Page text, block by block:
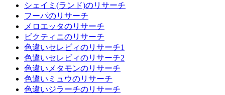
シェイミ(ランド)のリサーチ
フーパのリサーチ
メロエッタのリサーチ
ビクティニのリサーチ
色違いセレビィのリサーチ1
色違いセレビィのリサーチ2
色違いメタモンのリサーチ
色違いミュウのリサーチ
色違いジラーチのリサーチ